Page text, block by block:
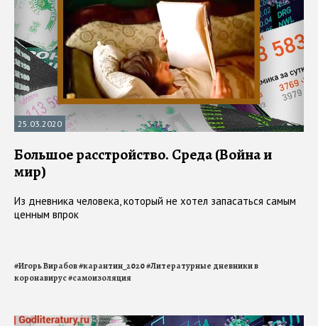
25.03.2020
Большое расстройство. Среда (Война и
мир)
Из дневника человека, который не хотел запасаться самым
ценным впрок
#Игорь Вирабов#карантин_2020#Литературные дневники в
коронавирус#самоизоляция